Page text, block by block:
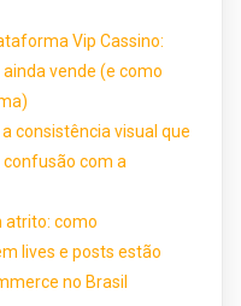
Vip Cassino:
vende (e como
consistência visual que
com a
atrito: como
lives e posts estão
no Brasil